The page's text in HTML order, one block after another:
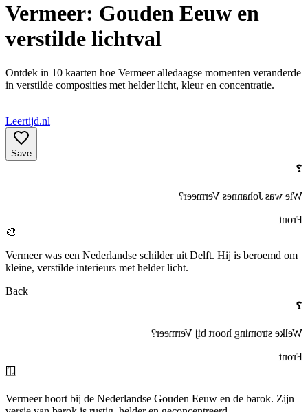
Vermeer: Gouden Eeuw en
verstilde lichtval
Ontdek in 10 kaarten hoe Vermeer alledaagse momenten veranderde
in verstilde composities met helder licht, kleur en concentratie.
Leertijd.nl
Save
❓
Wie was Johannes Vermeer?
Front
🎨
Vermeer was een Nederlandse schilder uit Delft. Hij is beroemd om
kleine, verstilde interieurs met helder licht.
Back
❓
Welke stroming hoort bij Vermeer?
Front
🪟
Vermeer hoort bij de Nederlandse Gouden Eeuw en de barok. Zijn